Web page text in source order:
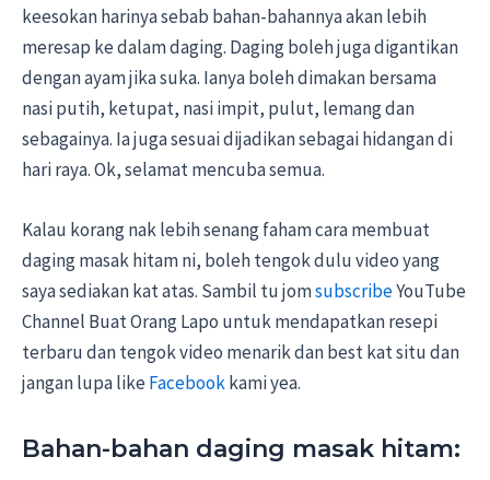
keesokan harinya sebab bahan-bahannya akan lebih
meresap ke dalam daging. Daging boleh juga digantikan
dengan ayam jika suka. Ianya boleh dimakan bersama
nasi putih, ketupat, nasi impit, pulut, lemang dan
sebagainya. Ia juga sesuai dijadikan sebagai hidangan di
hari raya. Ok, selamat mencuba semua.
Kalau korang nak lebih senang faham cara membuat
daging masak hitam ni, boleh tengok dulu video yang
saya sediakan kat atas. Sambil tu jomsubscribeYouTube
Channel Buat Orang Lapo untuk mendapatkan resepi
terbaru dan tengok video menarik dan best kat situ dan
jangan lupa likeFacebookkami yea.
Bahan-bahan daging masak hitam: